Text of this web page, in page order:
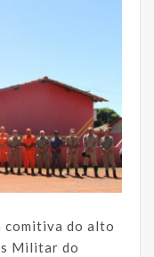
comitiva do alto
Militar do